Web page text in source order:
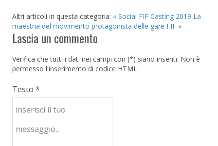
Altri articoli in questa categoria: « Social FIF Casting 2019 La
maestria del movimento protagonista delle gare FIF »
Lascia un commento
Verifica che tutti i dati nei campi con (*) siano inseriti. Non è
permesso l'inserimento di codice HTML.
Testo *